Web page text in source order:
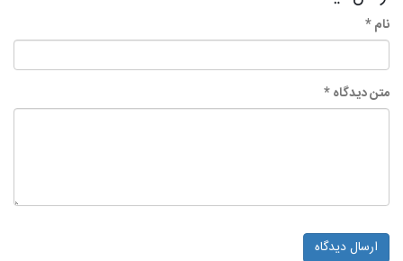
نام *
متن دیدگاه *
ارسال دیدگاه